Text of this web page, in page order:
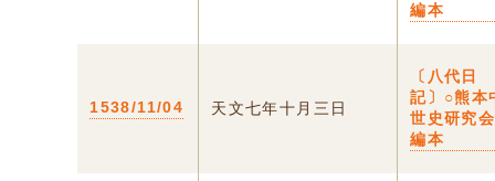
編本
1538/11/04 天文七年十月三日
〔八代日
記〕○熊本
世史研究会
編本